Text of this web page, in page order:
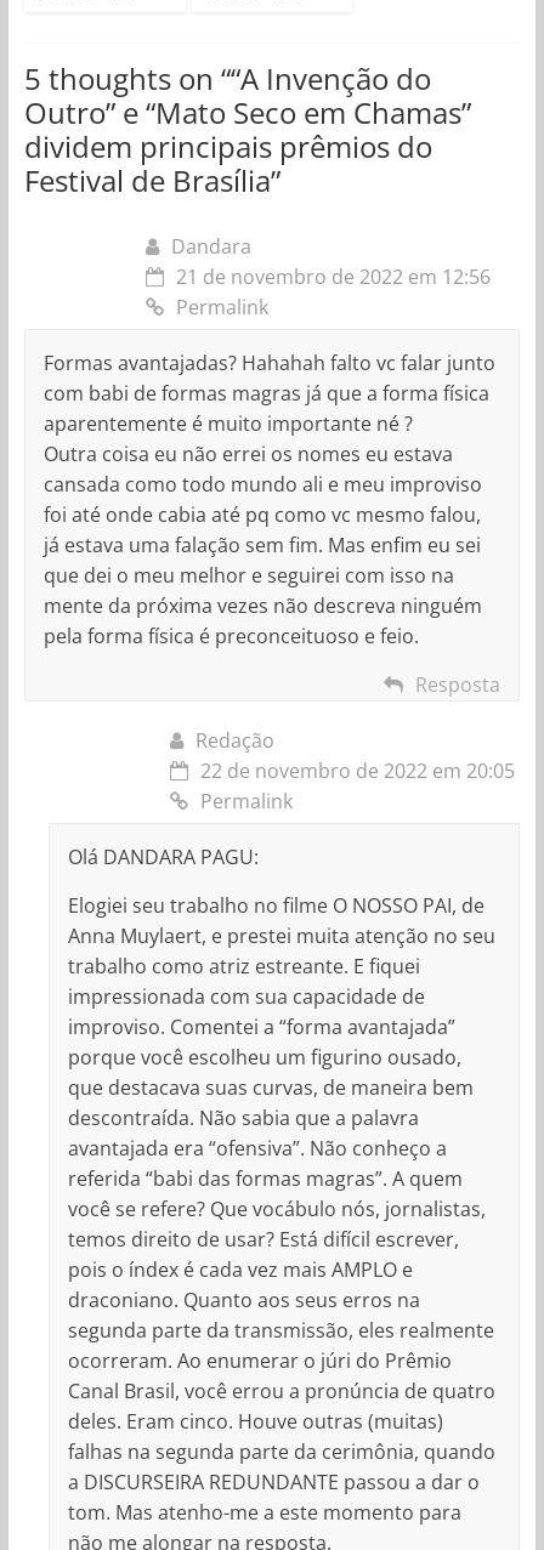
5 thoughts on ““A Invenção do
Outro” e “Mato Seco em Chamas”
dividem principais prêmios do
Festival de Brasília”
Dandara
21 de novembro de 2022 em 12:56
Permalink
Formas avantajadas? Hahahah falto vc falar junto
com babi de formas magras já que a forma física
aparentemente é muito importante né ?
Outra coisa eu não errei os nomes eu estava
cansada como todo mundo ali e meu improviso
foi até onde cabia até pq como vc mesmo falou,
já estava uma falação sem fim. Mas enfim eu sei
que dei o meu melhor e seguirei com isso na
mente da próxima vezes não descreva ninguém
pela forma física é preconceituoso e feio.
Resposta
Redação
22 de novembro de 2022 em 20:05
Permalink
Olá DANDARA PAGU:
Elogiei seu trabalho no filme O NOSSO PAI, de
Anna Muylaert, e prestei muita atenção no seu
trabalho como atriz estreante. E fiquei
impressionada com sua capacidade de
improviso. Comentei a “forma avantajada”
porque você escolheu um figurino ousado,
que destacava suas curvas, de maneira bem
descontraída. Não sabia que a palavra
avantajada era “ofensiva”. Não conheço a
referida “babi das formas magras”. A quem
você se refere? Que vocábulo nós, jornalistas,
temos direito de usar? Está difícil escrever,
pois o índex é cada vez mais AMPLO e
draconiano. Quanto aos seus erros na
segunda parte da transmissão, eles realmente
ocorreram. Ao enumerar o júri do Prêmio
Canal Brasil, você errou a pronúncia de quatro
deles. Eram cinco. Houve outras (muitas)
falhas na segunda parte da cerimônia, quando
a DISCURSEIRA REDUNDANTE passou a dar o
tom. Mas atenho-me a este momento para
não me alongar na resposta.